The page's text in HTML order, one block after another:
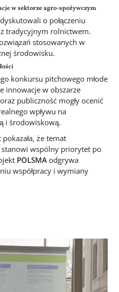
w sektorze agro-spożywczym
o połączeniu
tradycyjnym rolnictwem.
stosowanych w
środowisku.
konkursu pitchowego młode
innowacje w obszarze
publiczność mogły ocenić
wpływu na
i środowiskową.
że temat
wspólny priorytet po
POLSMA odgrywa
współpracy i wymiany